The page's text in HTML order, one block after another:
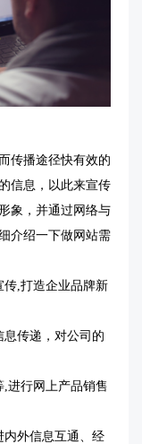
传播途径快有效的
信息，以此来宣传
象，并通过网络与
介绍一下做网站需
传,打造企业品牌新
息传递，对公司的
进行网上产品销售
内外信息互通、经